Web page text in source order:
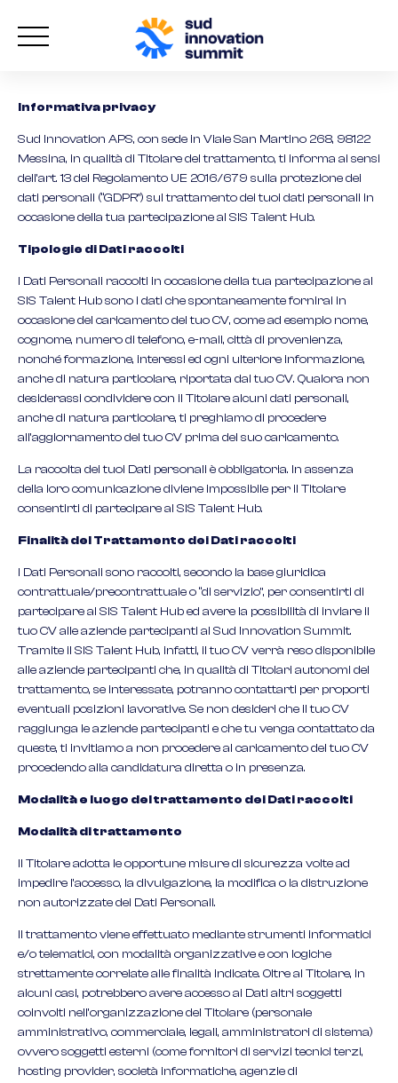
Informativa privacy
Sud Innovation APS, con sede in Viale San Martino 268, 98122
Messina, in qualità di Titolare del trattamento, ti informa ai sensi
dell’art. 13 del Regolamento UE 2016/679 sulla protezione dei
dati personali (“GDPR”) sul trattamento dei tuoi dati personali in
occasione della tua partecipazione al SIS Talent Hub.
Tipologie di Dati raccolti
I Dati Personali raccolti in occasione della tua partecipazione al
SIS Talent Hub sono i dati che spontaneamente fornirai in
occasione del caricamento del tuo CV, come ad esempio nome,
cognome, numero di telefono, e-mail, città di provenienza,
nonché formazione, interessi ed ogni ulteriore informazione,
anche di natura particolare, riportata dal tuo CV. Qualora non
desiderassi condividere con il Titolare alcuni dati personali,
anche di natura particolare, ti preghiamo di procedere
all’aggiornamento del tuo CV prima del suo caricamento.
La raccolta dei tuoi Dati personali è obbligatoria. In assenza
della loro comunicazione diviene impossibile per il Titolare
consentirti di partecipare al SIS Talent Hub.
Finalità del Trattamento dei Dati raccolti
I Dati Personali sono raccolti, secondo la base giuridica
contrattuale/precontrattuale o “di servizio”, per consentirti di
partecipare al SIS Talent Hub ed avere la possibilità di inviare il
tuo CV alle aziende partecipanti al Sud Innovation Summit.
Tramite il SIS Talent Hub, infatti, il tuo CV verrà reso disponibile
alle aziende partecipanti che, in qualità di Titolari autonomi del
trattamento, se interessate, potranno contattarti per proporti
eventuali posizioni lavorative. Se non desideri che il tuo CV
raggiunga le aziende partecipanti e che tu venga contattato da
queste, ti invitiamo a non procedere al caricamento del tuo CV
procedendo alla candidatura diretta o in presenza.
Modalità e luogo del trattamento dei Dati raccolti
Modalità di trattamento
Il Titolare adotta le opportune misure di sicurezza volte ad
impedire l’accesso, la divulgazione, la modifica o la distruzione
non autorizzate dei Dati Personali.
Il trattamento viene effettuato mediante strumenti informatici
e/o telematici, con modalità organizzative e con logiche
strettamente correlate alle finalità indicate. Oltre al Titolare, in
alcuni casi, potrebbero avere accesso ai Dati altri soggetti
coinvolti nell’organizzazione del Titolare (personale
amministrativo, commerciale, legali, amministratori di sistema)
ovvero soggetti esterni (come fornitori di servizi tecnici terzi,
hosting provider, società informatiche, agenzie di